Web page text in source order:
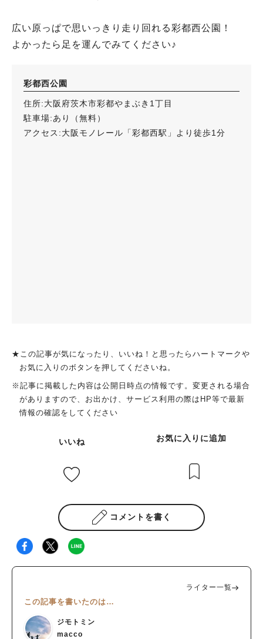
広い原っぱで思いっきり走り回れる彩都西公園！
よかったら足を運んでみてください♪
彩都西公園
住所:大阪府茨木市彩都やまぶき1丁目
駐車場:あり（無料）
アクセス:大阪モノレール「彩都西駅」より徒歩1分
★この記事が気になったり、いいね！と思ったらハートマークや
お気に入りのボタンを押してくださいね。
※記事に掲載した内容は公開日時点の情報です。変更される場合
がありますので、お出かけ、サービス利用の際はHP等で最新
情報の確認をしてください
いいね お気に入りに追加
コメントを書く
ライター一覧
この記事を書いたのは…
ジモトミン
macco